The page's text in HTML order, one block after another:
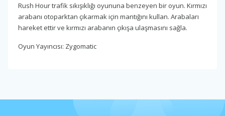
Rush Hour trafik sıkışıklığı oyununa benzeyen bir oyun. Kırmızı
arabanı otoparktan çıkarmak için mantığını kullan. Arabaları
hareket ettir ve kırmızı arabanın çıkışa ulaşmasını sağla.
Oyun Yayıncısı: Zygomatic